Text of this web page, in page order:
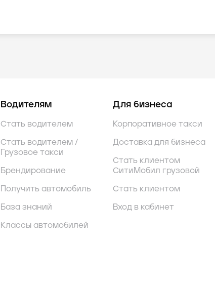
Водителям
Стать водителем
Стать водителем /
Грузовое такси
Брендирование
Получить автомобиль
База знаний
Классы автомобилей
Для бизнеса
Корпоративное такси
Доставка для бизнеса
Стать клиентом
СитиМобил грузовой
Стать клиентом
Вход в кабинет